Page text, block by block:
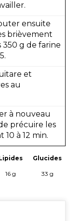
ensuite
brièvement
350 g de farine
et
au
à nouveau
précuire les
10 à 12 min.
Glucides
16g 33 g